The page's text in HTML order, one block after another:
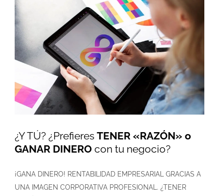
TENER «RAZÓN» o GANAR
DINERO
¿Y TÚ? ¿Prefieres TENER «RAZÓN» o
GANAR DINERO con tu negocio?
¡GANA DINERO! RENTABILIDAD EMPRESARIAL GRACIAS A
UNA IMAGEN CORPORATIVA PROFESIONAL. ¿TENER